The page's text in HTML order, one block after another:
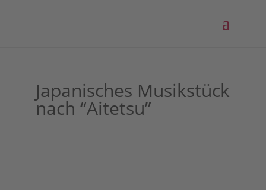
Japanisches Musikstück
nach “Aitetsu”